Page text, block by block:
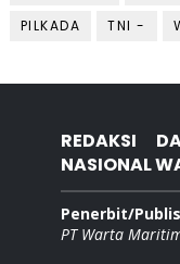
PILKADA
TNI -
REDAKSI
NASIONAL
Penerbit/
PT Warta